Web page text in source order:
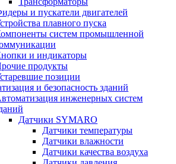
и пускатели двигателей
плавного пуска
систем промышленной
и индикаторы
продукты
позиции
и безопасность зданий
инженерных систем
Датчики SYMARO
Датчики температуры
Датчики влажности
Датчики качества воздуха